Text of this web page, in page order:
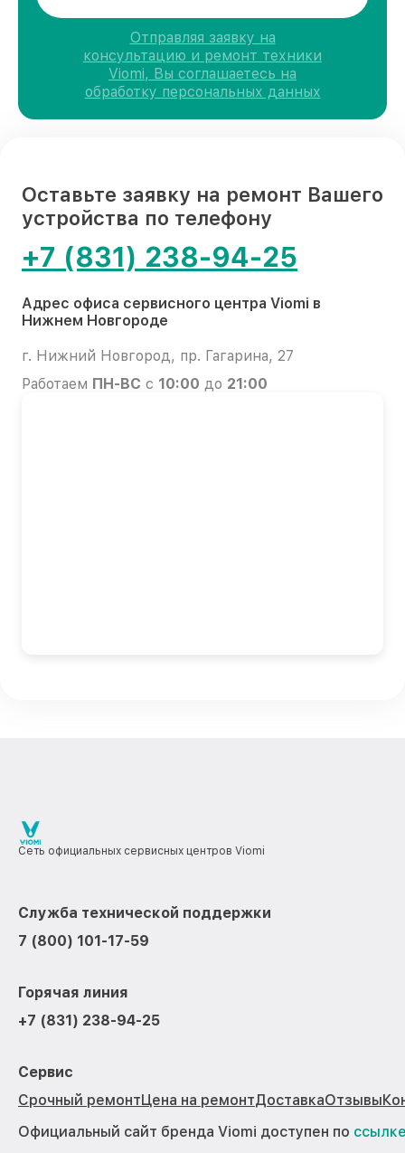
Отправляя заявку на
консультацию и ремонт техники
Viomi, Вы соглашаетесь на
обработку персональных данных
Оставьте заявку на ремонт Вашего
устройства по телефону
+7 (831) 238-94-25
Адрес офиса сервисного центра Viomi в
Нижнем Новгороде
г. Нижний Новгород, пр. Гагарина, 27
Работаем ПН-ВС с 10:00 до 21:00
Сеть официальных сервисных центров Viomi
Служба технической поддержки
7 (800) 101-17-59
Горячая линия
+7 (831) 238-94-25
Сервис
Срочный ремонтЦена на ремонтДоставкаОтзывы
Официальный сайт бренда Viomi доступен по